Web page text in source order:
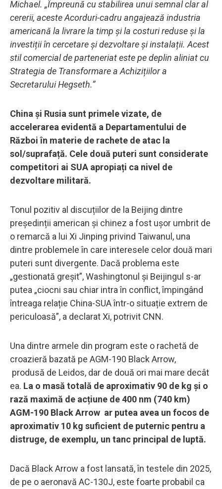
Michael. „Împreună cu stabilirea unui semnal clar al
cererii, aceste Acorduri-cadru angajează industria
americană la livrare la timp și la costuri reduse și la
investiții în cercetare și dezvoltare și instalații. Acest
stil comercial de parteneriat este pe deplin aliniat cu
Strategia de Transformare a Achizițiilor a
Secretarului Hegseth.”
China și Rusia sunt primele vizate, de
accelerarea evidentă a Departamentului de
Război în materie de rachete de atac la
sol/suprafață. Cele două puteri sunt considerate
competitori ai SUA apropiați ca nivel de
dezvoltare militară.
Tonul pozitiv al discuțiilor de la Beijing dintre
președinții american și chinez a fost ușor umbrit de
o remarcă a lui Xi Jinping privind Taiwanul, una
dintre problemele în care interesele celor două mari
puteri sunt divergente. Dacă problema este
„gestionată greșit”, Washingtonul și Beijingul s-ar
putea „ciocni sau chiar intra în conflict, împingând
întreaga relație China-SUA într-o situație extrem de
periculoasă”, a declarat Xi, potrivit CNN.
Una dintre armele din program este o rachetă de
croazieră bazată pe AGM-190 Black Arrow,
produsă de Leidos, dar de două ori mai mare decât
ea. La o masă totală de aproximativ 90 de kg și o
rază maximă de acțiune de 400 nm (740 km)
AGM-190 Black Arrow ar putea avea un focos de
aproximativ 10 kg suficient de puternic pentru a
distruge, de exemplu, un tanc principal de luptă.
Dacă Black Arrow a fost lansată, în testele din 2025,
de pe o aeronavă AC-130J, este foarte probabil ca